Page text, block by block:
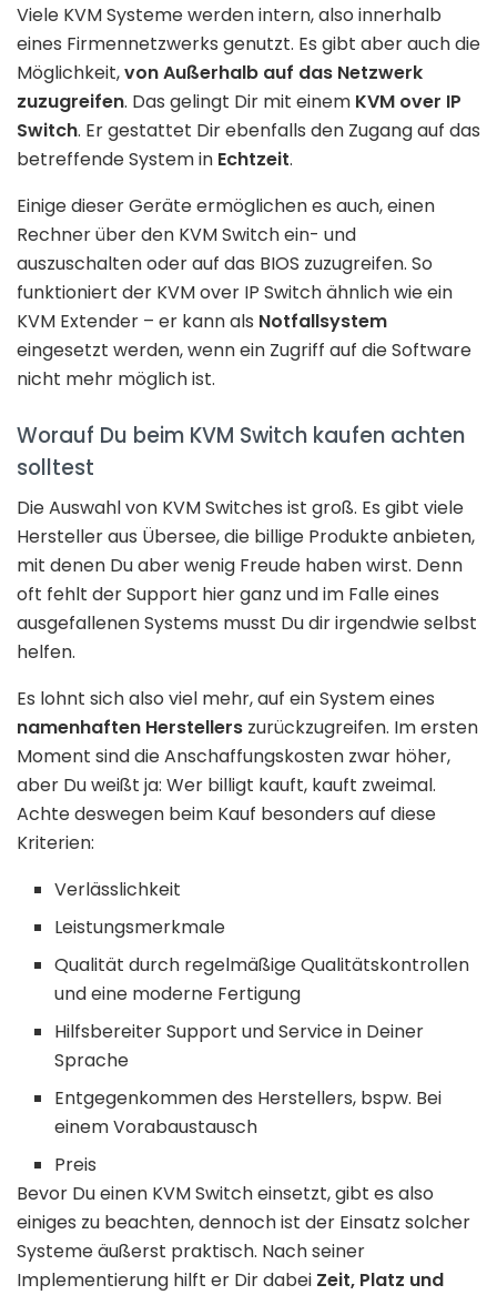
Viele KVM Systeme werden intern, also innerhalb
eines Firmennetzwerks genutzt. Es gibt aber auch die
Möglichkeit,von Außerhalb auf das Netzwerk
zuzugreifen. Das gelingt Dir mit einem KVM over IP
Switch. Er gestattet Dir ebenfalls den Zugang auf das
betreffende System in Echtzeit.
Einige dieser Geräte ermöglichen es auch, einen
Rechner über den KVM Switch ein- und
auszuschalten oder auf das BIOS zuzugreifen. So
funktioniert der KVM over IP Switch ähnlich wie ein
KVM Extender – er kann als Notfallsystem
eingesetzt werden, wenn ein Zugriff auf die Software
nicht mehr möglich ist.
Worauf Du beim KVM Switch kaufen achten
solltest
Die Auswahl von KVM Switches ist groß. Es gibt viele
Hersteller aus Übersee, die billige Produkte anbieten,
mit denen Du aber wenig Freude haben wirst. Denn
oft fehlt der Support hier ganz und im Falle eines
ausgefallenen Systems musst Du dir irgendwie selbst
helfen.
Es lohnt sich also viel mehr, auf ein System eines
namenhaften Herstellers zurückzugreifen. Im ersten
Moment sind die Anschaffungskosten zwar höher,
aber Du weißt ja: Wer billigt kauft, kauft zweimal.
Achte deswegen beim Kauf besonders auf diese
Kriterien:
Verlässlichkeit
Leistungsmerkmale
Qualität durch regelmäßige Qualitätskontrollen
und eine moderne Fertigung
Hilfsbereiter Support und Service in Deiner
Sprache
Entgegenkommen des Herstellers, bspw. Bei
einem Vorabaustausch
Preis
Bevor Du einen KVM Switch einsetzt, gibt es also
einiges zu beachten, dennoch ist der Einsatz solcher
Systeme äußerst praktisch. Nach seiner
Implementierung hilft er Dir dabei Zeit, Platz und